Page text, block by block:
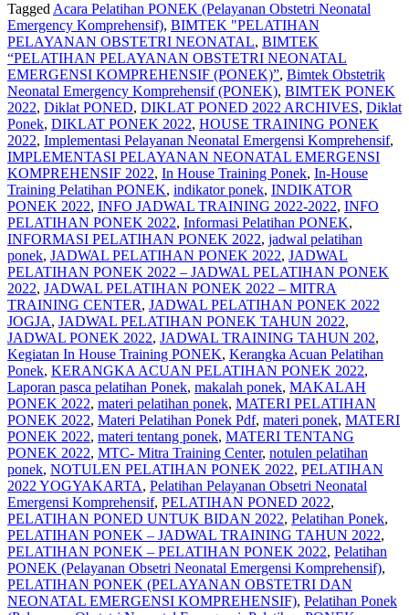
Tagged Acara Pelatihan PONEK (Pelayanan Obstetri Neonatal
Emergency Komprehensif), BIMTEK "PELATIHAN
PELAYANAN OBSTETRI NEONATAL, BIMTEK
“PELATIHAN PELAYANAN OBSTETRI NEONATAL
EMERGENSI KOMPREHENSIF (PONEK)”, Bimtek Obstetrik
Neonatal Emergency Komprehensif (PONEK), BIMTEK PONEK
2022, Diklat PONED, DIKLAT PONED 2022 ARCHIVES, Diklat
Ponek, DIKLAT PONEK 2022, HOUSE TRAINING PONEK
2022, Implementasi Pelayanan Neonatal Emergensi Komprehensif,
IMPLEMENTASI PELAYANAN NEONATAL EMERGENSI
KOMPREHENSIF 2022, In House Training Ponek, In-House
Training Pelatihan PONEK, indikator ponek, INDIKATOR
PONEK 2022, INFO JADWAL TRAINING 2022-2022, INFO
PELATIHAN PONEK 2022, Informasi Pelatihan PONEK,
INFORMASI PELATIHAN PONEK 2022, jadwal pelatihan
ponek, JADWAL PELATIHAN PONEK 2022, JADWAL
PELATIHAN PONEK 2022 – JADWAL PELATIHAN PONEK
2022, JADWAL PELATIHAN PONEK 2022 – MITRA
TRAINING CENTER, JADWAL PELATIHAN PONEK 2022
JOGJA, JADWAL PELATIHAN PONEK TAHUN 2022,
JADWAL PONEK 2022, JADWAL TRAINING TAHUN 202,
Kegiatan In House Training PONEK, Kerangka Acuan Pelatihan
Ponek, KERANGKA ACUAN PELATIHAN PONEK 2022,
Laporan pasca pelatihan Ponek, makalah ponek, MAKALAH
PONEK 2022, materi pelatihan ponek, MATERI PELATIHAN
PONEK 2022, Materi Pelatihan Ponek Pdf, materi ponek, MATERI
PONEK 2022, materi tentang ponek, MATERI TENTANG
PONEK 2022, MTC- Mitra Training Center, notulen pelatihan
ponek, NOTULEN PELATIHAN PONEK 2022, PELATIHAN
2022 YOGYAKARTA, Pelatihan Pelayanan Obsetri Neonatal
Emergensi Komprehensif, PELATIHAN PONED 2022,
PELATIHAN PONED UNTUK BIDAN 2022, Pelatihan Ponek,
PELATIHAN PONEK – JADWAL TRAINING TAHUN 2022,
PELATIHAN PONEK – PELATIHAN PONEK 2022, Pelatihan
PONEK (Pelayanan Obsetri Neonatal Emergensi Komprehensif),
PELATIHAN PONEK (PELAYANAN OBSTETRI DAN
NEONATAL EMERGENSI KOMPREHENSIF), Pelatihan Ponek